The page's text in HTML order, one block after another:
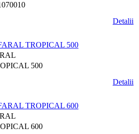
Detalii
TROPICAL 500
500
Detalii
TROPICAL 600
600